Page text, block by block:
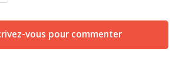
vous pour commenter